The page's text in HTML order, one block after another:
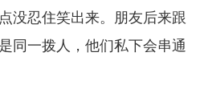
没忍住笑出来。朋友后来跟
同一拨人，他们私下会串通